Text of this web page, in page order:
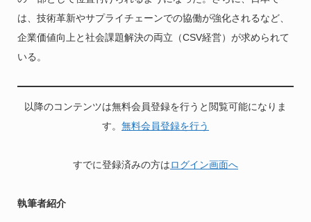
は、技術革新やサプライチェーンでの協働が強化されるなど、
企業価値向上と社会課題解決の両立（CSV経営）が求められて
いる。
以降のコンテンツは無料会員登録を行うと閲覧可能になりま
す。 無料会員登録を行う
すでに登録済みの方はログイン画面へ
執筆者紹介